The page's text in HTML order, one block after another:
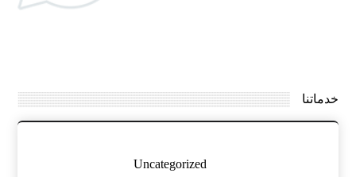
خدماتنا
Uncategorized